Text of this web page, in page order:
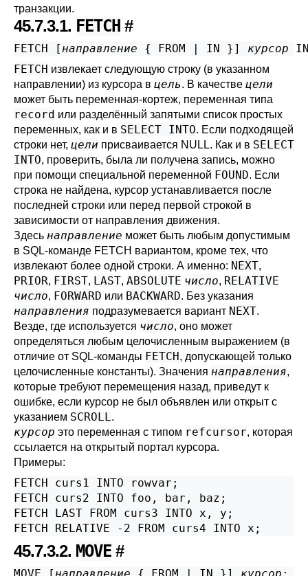
транзакции.
45.7.3.1. FETCH #
FETCH [направление { FROM | IN } ] курсор
FETCH извлекает следующую строку (в указанном
направлении) из курсора в цель. В качестве цели
может быть переменная-кортеж, переменная типа
record или разделённый запятыми список простых
переменных, как и в SELECT INTO. Если подходящей
строки нет, цели присваивается NULL. Как и в SELECT
INTO, проверить, была ли получена запись, можно
при помощи специальной переменной FOUND. Если
строка не найдена, курсор устанавливается после
последней строки или перед первой строкой в
зависимости от направления движения.
Здесь направление может быть любым допустимым
в SQL-команде FETCH вариантом, кроме тех, что
извлекают более одной строки. А именно: NEXT,
PRIOR, FIRST, LAST, ABSOLUTE число, RELATIVE
число, FORWARD или BACKWARD. Без указания
направления подразумевается вариант NEXT.
Везде, где используется число, оно может
определяться любым целочисленным выражением (в
отличие от SQL-команды FETCH, допускающей только
целочисленные константы). Значения направления,
которые требуют перемещения назад, приведут к
ошибке, если курсор не был объявлен или открыт с
указанием SCROLL.
курсор это переменная с типом refcursor, которая
ссылается на открытый портал курсора.
Примеры:
FETCH curs1 INTO rowvar;
FETCH curs2 INTO foo, bar, baz;
FETCH LAST FROM curs3 INTO x, y;
FETCH RELATIVE -2 FROM curs4 INTO x;
45.7.3.2. MOVE #